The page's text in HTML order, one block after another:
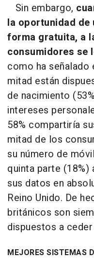
Sin embargo,
la oportunidad
forma gratuita, a
consumidores se
como ha señalado
mitad están
de nacimiento
intereses
58% compartiría
mitad de los
su número de
quinta parte (18%)
sus datos en
Reino Unido. De
británicos son
dispuestos a
MEJORES SISTEMAS